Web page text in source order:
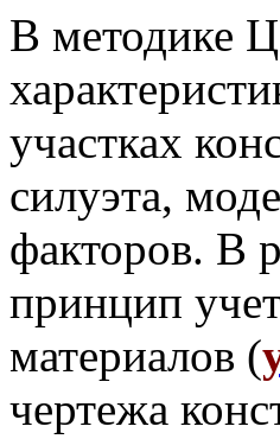
В методике
участках
силуэта,
факторов. В
принцип
материалов (
чертежа